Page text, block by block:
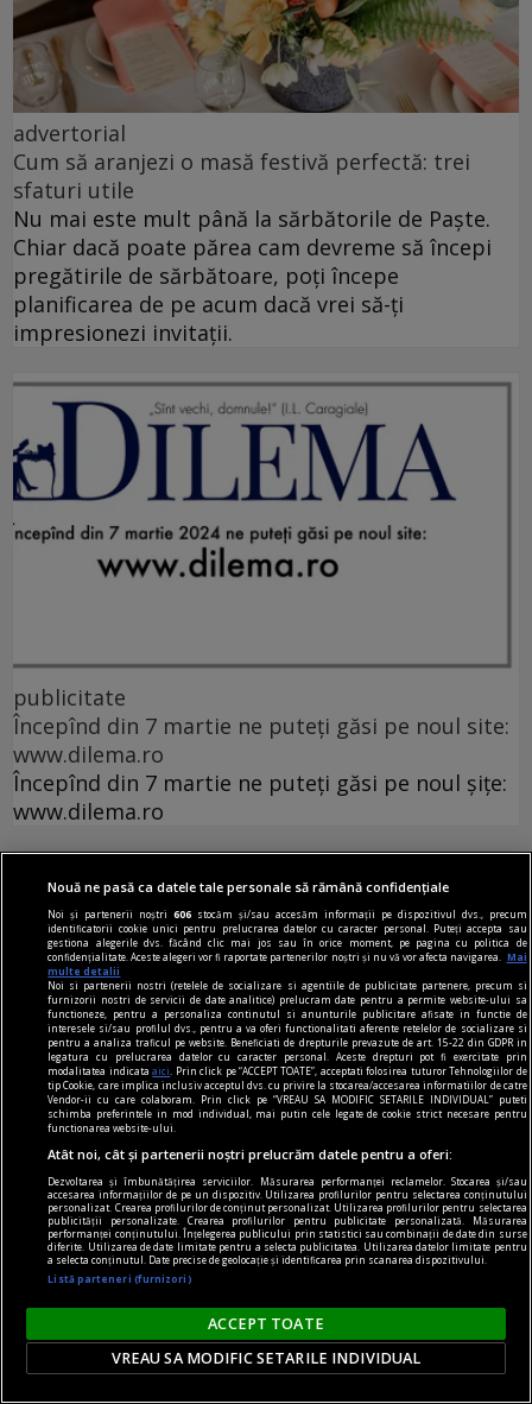
advertorial
Cum să aranjezi o masă festivă perfectă: trei
sfaturi utile
Nu mai este mult până la sărbătorile de Paște.
Chiar dacă poate părea cam devreme să începi
pregătirile de sărbătoare, poți începe
planificarea de pe acum dacă vrei să-ți
impresionezi invitații.
publicitate
Începînd din 7 martie ne puteți găsi pe noul site:
www.dilema.ro
Începînd din 7 martie ne puteți găsi pe noul șițe:
www.dilema.ro
sfaturi
Cum să îți pregătești câinele pentru călătorii: 6
sfaturi pentru o vacanță fără probleme
Te pregătești să pleci în prima vacanță alături de
câinele tău? Experiența de a pleca într-o călătorie
cu cel mai bun prieten al tău poate fi una
inedită, care te va încărca cu amintiri plăcute.
Nouă ne pasă ca datele tale personale să rămână confidențiale
Noi și partenerii noștri606 stocăm și/sau accesăm informații pe dispozitivul dvs., precum
identificatorii cookie unici pentru prelucrarea datelor cu caracter personal. Puteți accepta sau
gestiona alegerile dvs. făcând clic mai jos sau în orice moment, pe pagina cu politica de
confidențialitate. Aceste alegeri vor fi raportate partenerilor noștri și nu vă vor afecta navigarea.
Mai
multe detalii
Noi si partenerii nostri (retelele de socializare si agentiile de publicitate partenere, precum si
furnizorii nostri de servicii de date analitice) prelucram date pentru a permite website-ului sa
functioneze, pentru a personaliza continutul si anunturile publicitare afisate in functie de
interesele si/sau profilul dvs., pentru a va oferi functionalitati aferente retelelor de socializare si
pentru a analiza traficul pe website. Beneficiati de drepturile prevazute de art. 15-22 din GDPR in
legatura cu prelucrarea datelor cu caracter personal. Aceste drepturi pot fi exercitate prin
modalitatea indicataaici
. Prin click pe “ACCEPT TOATE”, acceptati folosirea tuturor Tehnologiilor de
tip Cookie, care implica inclusiv acceptul dvs. cu privire la stocarea/accesarea informatiilor de catre
Vendor-ii cu care colaboram. Prin click pe “VREAU SA MODIFIC SETARILE INDIVIDUAL” puteti
schimba preferintele in mod individual, mai putin cele legate de cookie strict necesare pentru
functionarea website-ului.
Atât noi, cât și partenerii noștri prelucrăm datele pentru a oferi:
Dezvoltarea și îmbunătățirea serviciilor. Măsurarea performanței reclamelor. Stocarea și/sau
accesarea informațiilor de pe un dispozitiv. Utilizarea profilurilor pentru selectarea conținutului
personalizat. Crearea profilurilor de conținut personalizat. Utilizarea profilurilor pentru selectarea
publicității personalizate. Crearea profilurilor pentru publicitate personalizată. Măsurarea
performanței conținutului. Înțelegerea publicului prin statistici sau combinații de date din surse
diferite. Utilizarea de date limitate pentru a selecta publicitatea. Utilizarea datelor limitate pentru
a selecta conținutul. Date precise de geolocație și identificarea prin scanarea dispozitivului.
Listă parteneri (furnizori)
ACCEPT TOATE
VREAU SA MODIFIC SETARILE INDIVIDUAL